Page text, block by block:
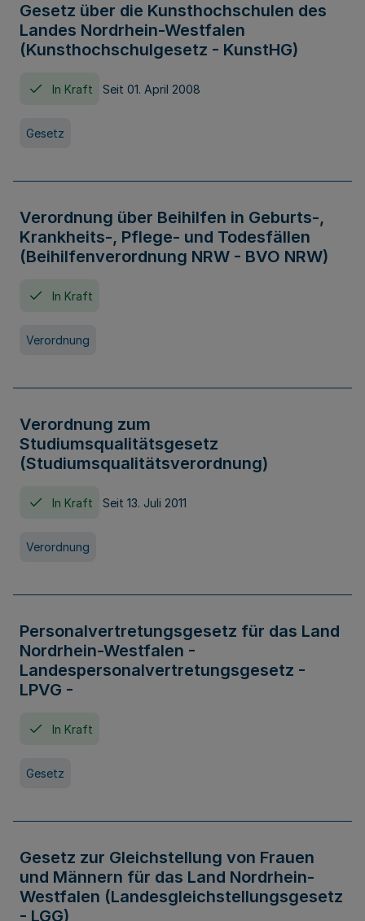
Gesetz über die Kunsthochschulen des
Landes Nordrhein-Westfalen
(Kunsthochschulgesetz - KunstHG)
In Kraft Seit 01. April 2008
Gesetz
Verordnung über Beihilfen in Geburts-,
Krankheits-, Pflege- und Todesfällen
(Beihilfenverordnung NRW - BVO NRW)
In Kraft
Verordnung
Verordnung zum
Studiumsqualitätsgesetz
(Studiumsqualitätsverordnung)
In Kraft Seit 13. Juli 2011
Verordnung
Personalvertretungsgesetz für das Land
Nordrhein-Westfalen -
Landespersonalvertretungsgesetz -
LPVG -
In Kraft
Gesetz
Gesetz zur Gleichstellung von Frauen
und Männern für das Land Nordrhein-
Westfalen (Landesgleichstellungsgesetz
- LGG)